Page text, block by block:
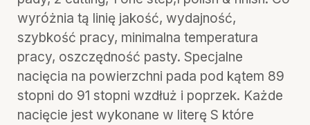
wyróżnia tą linię jakość, wydajność,
szybkość pracy, minimalna temperatura
pracy, oszczędność pasty. Specjalne
nacięcia na powierzchni pada pod kątem 89
stopni do 91 stopni wzdłuż i poprzek. Każde
nacięcie jest wykonane w literę S które